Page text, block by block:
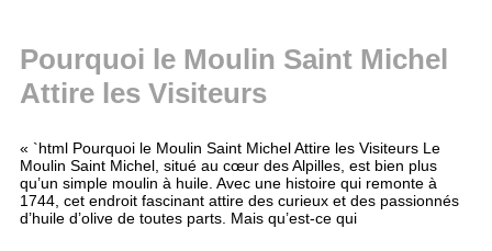
Pourquoi le Moulin Saint Michel
Attire les Visiteurs
« `html Pourquoi le Moulin Saint Michel Attire les Visiteurs Le
Moulin Saint Michel, situé au cœur des Alpilles, est bien plus
qu’un simple moulin à huile. Avec une histoire qui remonte à
1744, cet endroit fascinant attire des curieux et des passionnés
d’huile d’olive de toutes parts. Mais qu’est-ce qui